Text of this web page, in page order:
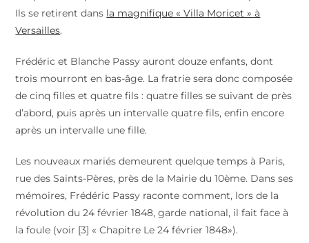
Ils se retirent dans la magnifique « Villa Moricet » à
Versailles.
Frédéric et Blanche Passy auront douze enfants, dont
trois mourront en bas-âge. La fratrie sera donc composée
de cinq filles et quatre fils : quatre filles se suivant de près
d’abord, puis après un intervalle quatre fils, enfin encore
après un intervalle une fille.
Les nouveaux mariés demeurent quelque temps à Paris,
rue des Saints-Pères, près de la Mairie du 10ème. Dans ses
mémoires, Frédéric Passy raconte comment, lors de la
révolution du 24 février 1848, garde national, il fait face à
la foule (voir [3] « Chapitre Le 24 février 1848»).